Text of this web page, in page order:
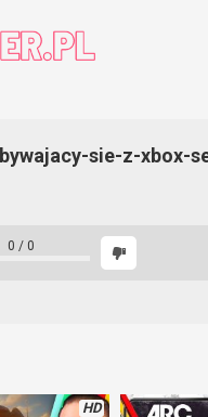
sie-z-xbox-
0 / 0
HD